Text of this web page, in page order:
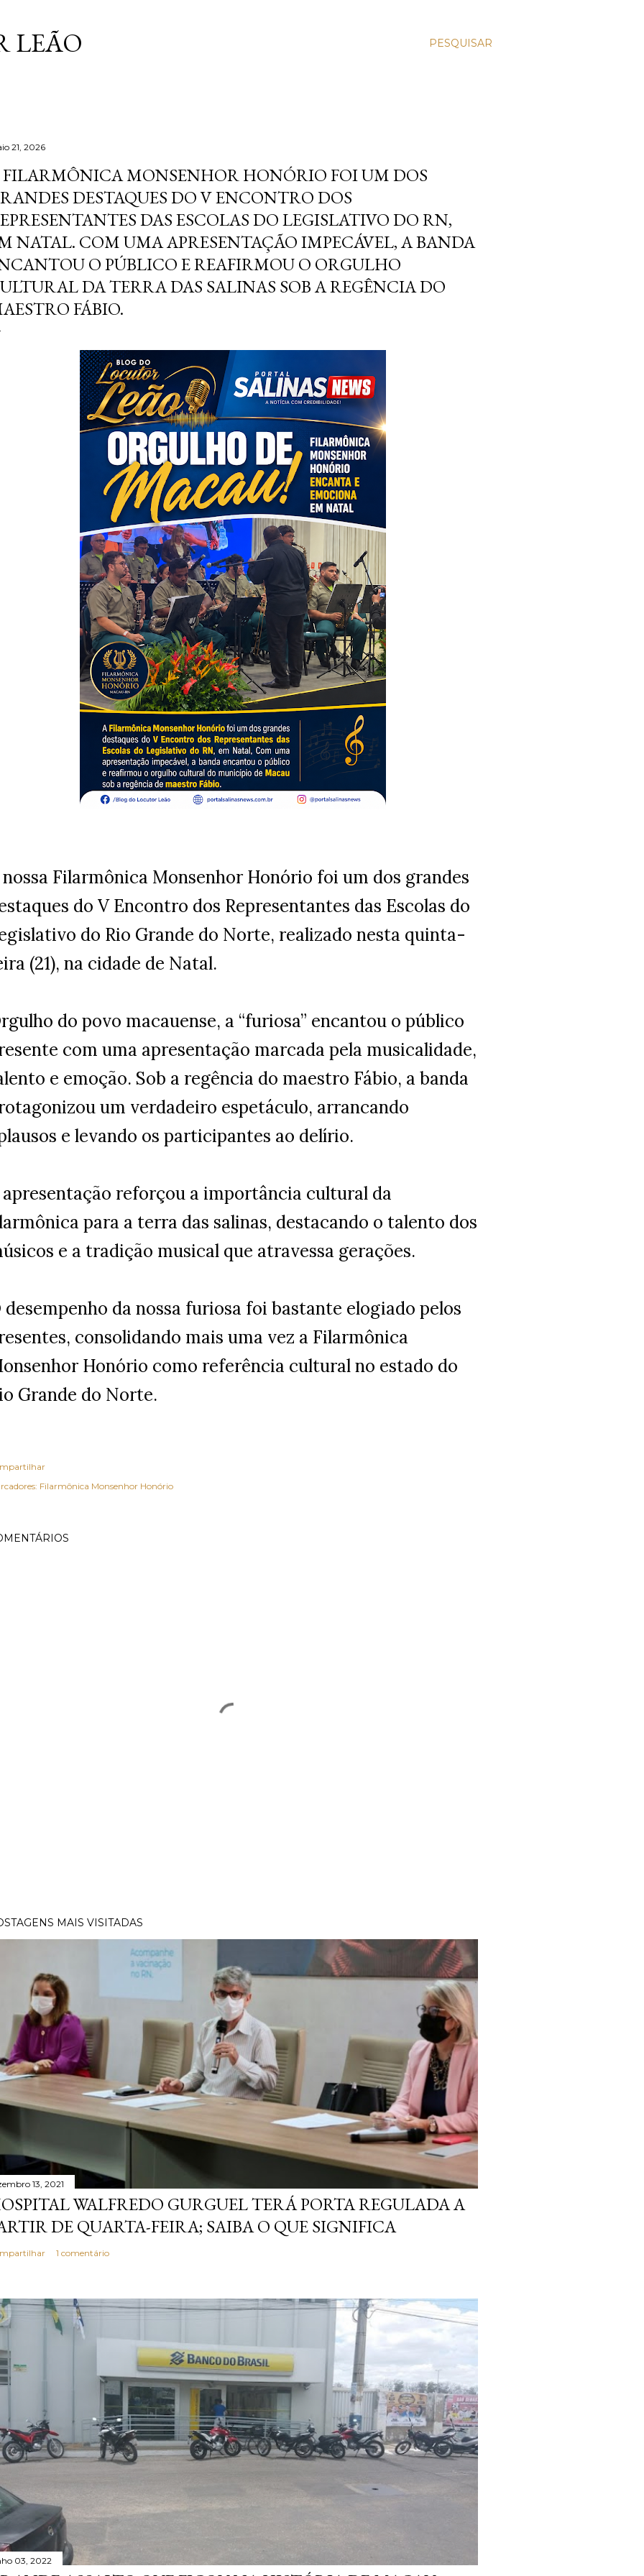
PESQUISAR
LEÃO
21, 2026
MONSENHOR HONÓRIO FOI UM DOS
DESTAQUES DO V ENCONTRO DOS
DAS ESCOLAS DO LEGISLATIVO DO RN,
NATAL. COM UMA APRESENTAÇÃO IMPECÁVEL, A BANDA
O PÚBLICO E REAFIRMOU O ORGULHO
DA TERRA DAS SALINAS SOB A REGÊNCIA DO
FÁBIO.
nossa Filarmônica Monsenhor Honório foi um dos grandes
do V Encontro dos Representantes das Escolas do
do Rio Grande do Norte, realizado nesta quinta-
(21), na cidade de Natal.
do povo macauense, a “furiosa” encantou o público
com uma apresentação marcada pela musicalidade,
e emoção. Sob a regência do maestro Fábio, a banda
um verdadeiro espetáculo, arrancando
e levando os participantes ao delírio.
apresentação reforçou a importância cultural da
para a terra das salinas, destacando o talento dos
e a tradição musical que atravessa gerações.
desempenho da nossa furiosa foi bastante elogiado pelos
consolidando mais uma vez a Filarmônica
Honório como referência cultural no estado do
Grande do Norte.
Filarmônica Monsenhor Honório
MAIS VISITADAS
13, 2021
WALFREDO GURGUEL TERÁ PORTA REGULADA A
DE QUARTA-FEIRA; SAIBA O QUE SIGNIFICA
1 comentário
03, 2022